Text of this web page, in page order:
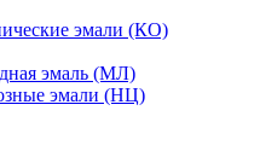
эмали (КО)
эмаль (МЛ)
эмали (НЦ)